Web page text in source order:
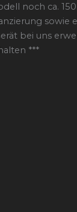
noch ca.
sowie
bei uns
***